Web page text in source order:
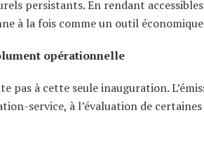
persistants. En rendant
à la fois comme un outil
opérationnelle
pas à cette seule inauguration.
service, à l’évaluation de